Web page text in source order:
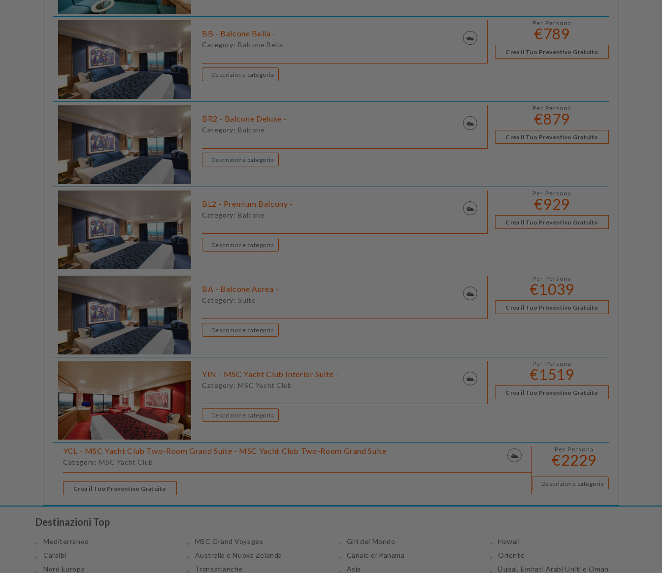
BB - Balcone Bella -
Category: Balcone Bella
Per Persona
€789
Crea il Tuo Preventivo Gratuito
Descrizione categoria
BR2 - Balcone Deluxe -
Category: Balcone
Per Persona
€879
Crea il Tuo Preventivo Gratuito
Descrizione categoria
BL2 - Premium Balcony -
Category: Balcone
Per Persona
€929
Crea il Tuo Preventivo Gratuito
Descrizione categoria
BA - Balcone Aurea -
Category: Suite
Per Persona
€1039
Crea il Tuo Preventivo Gratuito
Descrizione categoria
YIN - MSC Yacht Club Interior Suite -
Category: MSC Yacht Club
Per Persona
€1519
Crea il Tuo Preventivo Gratuito
Descrizione categoria
YCL - MSC Yacht Club Two-Room Grand Suite - MSC Yacht Club Two-Room Grand Suite
Category: MSC Yacht Club
Per Persona
€2229
Crea il Tuo Preventivo Gratuito
Descrizione categoria
Destinazioni Top
Mediterraneo
Caraibi
Nord Europa
MSC Grand Voyages
Australia e Nuova Zelanda
Transatlanche
Giri del Mondo
Canale di Panama
Asia
Hawaii
Oriente
Dubai, Emirati Arabi Uniti e Oman